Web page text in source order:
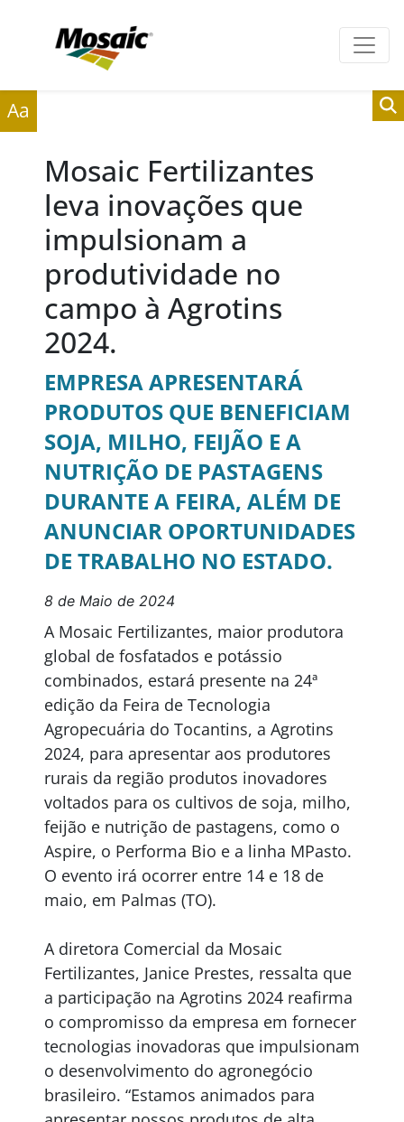
Fornecedores
Aa
Mosaic Fertilizantes
leva inovações que
impulsionam a
produtividade no
campo à Agrotins
2024.
EMPRESA APRESENTARÁ
PRODUTOS QUE BENEFICIAM
SOJA, MILHO, FEIJÃO E A
NUTRIÇÃO DE PASTAGENS
DURANTE A FEIRA, ALÉM DE
ANUNCIAR OPORTUNIDADES
DE TRABALHO NO ESTADO.
8 de Maio de 2024
A Mosaic Fertilizantes, maior produtora
global de fosfatados e potássio
combinados, estará presente na 24ª
edição da Feira de Tecnologia
Agropecuária do Tocantins, a Agrotins
2024, para apresentar aos produtores
rurais da região produtos inovadores
voltados para os cultivos de soja, milho,
feijão e nutrição de pastagens, como o
Aspire, o Performa Bio e a linha MPasto.
O evento irá ocorrer entre 14 e 18 de
maio, em Palmas (TO).
A diretora Comercial da Mosaic
Fertilizantes, Janice Prestes, ressalta que
a participação na Agrotins 2024 reafirma
o compromisso da empresa em fornecer
tecnologias inovadoras que impulsionam
o desenvolvimento do agronegócio
brasileiro. “Estamos animados para